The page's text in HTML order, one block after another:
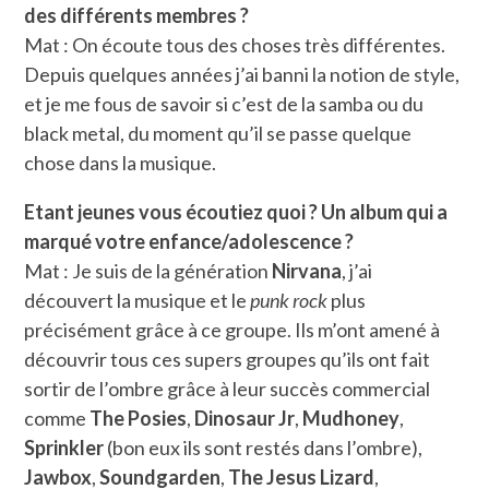
des différents membres ?
Mat : On écoute tous des choses très différentes.
Depuis quelques années j’ai banni la notion de style,
et je me fous de savoir si c’est de la samba ou du
black metal, du moment qu’il se passe quelque
chose dans la musique.
Etant jeunes vous écoutiez quoi ? Un album qui a
marqué votre enfance/adolescence ?
Mat : Je suis de la génération Nirvana, j’ai
découvert la musique et lepunk rockplus
précisément grâce à ce groupe. Ils m’ont amené à
découvrir tous ces supers groupes qu’ils ont fait
sortir de l’ombre grâce à leur succès commercial
comme The Posies, Dinosaur Jr, Mudhoney,
Sprinkler(bon eux ils sont restés dans l’ombre),
Jawbox,Soundgarden, The Jesus Lizard,